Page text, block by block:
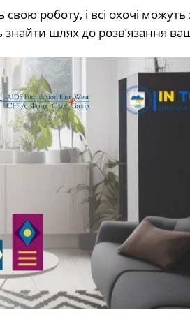
роботу, і всі охочі можуть
шлях до розв’язання